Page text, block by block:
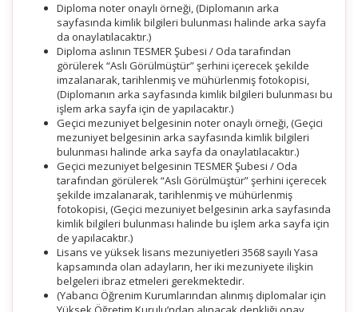
Diploma noter onaylı örneği, (Diplomanın arka
sayfasında kimlik bilgileri bulunması halinde arka sayfa
da onaylatılacaktır.)
Diploma aslının TESMER Şubesi / Oda tarafından
görülerek “Aslı Görülmüştür” şerhini içerecek şekilde
imzalanarak, tarihlenmiş ve mühürlenmiş fotokopisi,
(Diplomanın arka sayfasında kimlik bilgileri bulunması bu
işlem arka sayfa için de yapılacaktır.)
Geçici mezuniyet belgesinin noter onaylı örneği, (Geçici
mezuniyet belgesinin arka sayfasında kimlik bilgileri
bulunması halinde arka sayfa da onaylatılacaktır.)
Geçici mezuniyet belgesinin TESMER Şubesi / Oda
tarafından görülerek “Aslı Görülmüştür” şerhini içerecek
şekilde imzalanarak, tarihlenmiş ve mühürlenmiş
fotokopisi, (Geçici mezuniyet belgesinin arka sayfasında
kimlik bilgileri bulunması halinde bu işlem arka sayfa için
de yapılacaktır.)
Lisans ve yüksek lisans mezuniyetleri 3568 sayılı Yasa
kapsamında olan adayların, her iki mezuniyete ilişkin
belgeleri ibraz etmeleri gerekmektedir.
(Yabancı Öğrenim Kurumlarından alınmış diplomalar için